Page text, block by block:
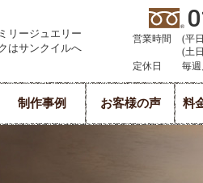
リージュエリー
はサンクイルへ
営業時間
(平
(土
定休日
毎
制作事例 お客様の声 料